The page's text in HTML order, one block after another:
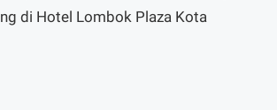
di Hotel Lombok Plaza Kota